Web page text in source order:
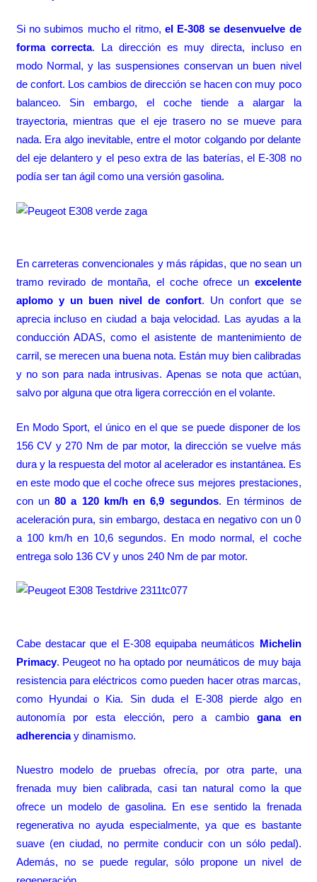
Si no subimos mucho el ritmo, el E-308 se desenvuelve de
forma correcta. La dirección es muy directa, incluso en
modo Normal, y las suspensiones conservan un buen nivel
de confort. Los cambios de dirección se hacen con muy poco
balanceo. Sin embargo, el coche tiende a alargar la
trayectoria, mientras que el eje trasero no se mueve para
nada. Era algo inevitable, entre el motor colgando por delante
del eje delantero y el peso extra de las baterías, el E-308 no
podía ser tan ágil como una versión gasolina.
En carreteras convencionales y más rápidas, que no sean un
tramo revirado de montaña, el coche ofrece un excelente
aplomo y un buen nivel de confort. Un confort que se
aprecia incluso en ciudad a baja velocidad. Las ayudas a la
conducción ADAS, como el asistente de mantenimiento de
carril, se merecen una buena nota. Están muy bien calibradas
y no son para nada intrusivas. Apenas se nota que actúan,
salvo por alguna que otra ligera corrección en el volante.
En Modo Sport, el único en el que se puede disponer de los
156 CV y 270 Nm de par motor, la dirección se vuelve más
dura y la respuesta del motor al acelerador es instantánea. Es
en este modo que el coche ofrece sus mejores prestaciones,
con un80 a 120 km/h en 6,9 segundos. En términos de
aceleración pura, sin embargo, destaca en negativo con un 0
a 100 km/h en 10,6 segundos. En modo normal, el coche
entrega solo 136 CV y unos 240 Nm de par motor.
Cabe destacar que el E-308 equipaba neumáticos Michelin
Primacy. Peugeot no ha optado por neumáticos de muy baja
resistencia para eléctricos como pueden hacer otras marcas,
como Hyundai o Kia. Sin duda el E-308 pierde algo en
autonomía por esta elección, pero a cambiogana en
adherenciay dinamismo.
Nuestro modelo de pruebas ofrecía, por otra parte, una
frenada muy bien calibrada, casi tan natural como la que
ofrece un modelo de gasolina. En ese sentido la frenada
regenerativa no ayuda especialmente, ya que es bastante
suave (en ciudad, no permite conducir con un sólo pedal).
Además, no se puede regular, sólo propone un nivel de